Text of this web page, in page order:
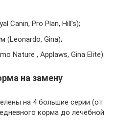
Canin, Pro Plan, Hill’s);
(Leonardo, Gina);
Nature , Applaws, Gina Elite).
на замену
на 4 большие серии (от
корма до лечебной